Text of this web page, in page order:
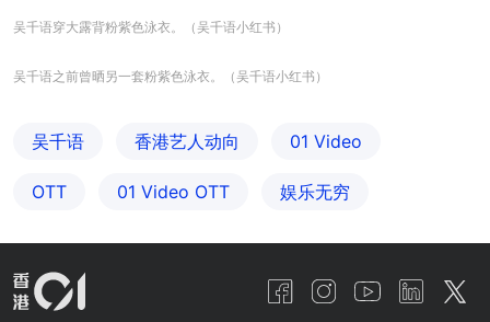
吴千语穿大露背粉紫色泳衣。（吴千语小红书）
吴千语之前曾晒另一套粉紫色泳衣。（吴千语小红书）
吴千语 香港艺人动向 01 Video
OTT 01‌ ‌Video‌ ‌OTT 娱乐无穷